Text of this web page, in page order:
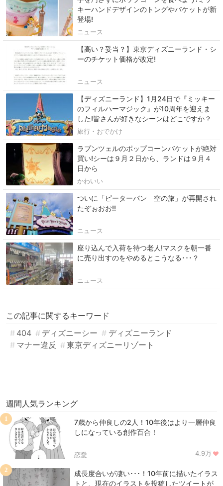
キーハンドデザインのトングやバケットが新
登場!
ニュース
【高い？妥当？】東京ディズニーランド・シ
ーのチケット価格が改定!
ニュース
【ディズニーランド】1月24日で『ミッキー
のフィルハーマジック』が10周年を迎えま
した!皆さんが好きなシーンはどこですか？
旅行・おでかけ
ラプンツェルのポップコーンバケットが絶対
買い!シーは９月２日から、ランドは９月４
日から
かわいい
ついに「ピーターパン 空の旅」が再開され
たぞぉおお!!
ニュース
座り込んで入荷を待つ老人!マスクを朝一番
に売り出すのをやめるとこうなる･･･？
ニュース
この記事に関するキーワード
404
ディズニーシー
ディズニーランド
マナー違反
東京ディズニーリゾート
週間人気ランキング
7歳から仲良しの2人！10年後はより一層仲良
しになっている創作百合！
恋愛 4.9万
1
成長度合いが凄い･･･！10年前に描いたイラス
トと、現在のイラストを投稿したツイートが
2